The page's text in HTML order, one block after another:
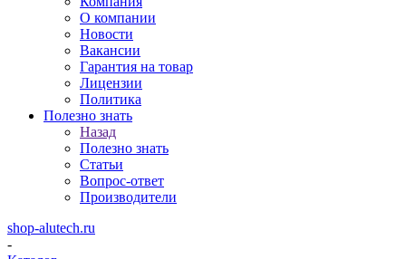
О компании
Новости
Вакансии
Гарантия на товар
Лицензии
Политика
Полезно знать
Назад
Полезно знать
Статьи
Вопрос-ответ
Производители
shop-alutech.ru
-